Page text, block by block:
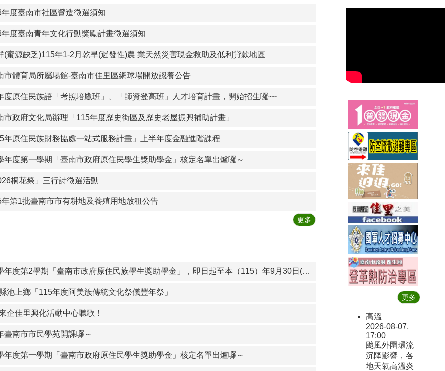
及人文課- 明新科技大學115學年度第五屆企業管理系管理碩士原住民在職專班招生囉
及人文課：本市「佳里區第5公墓(土地地號：佳里段390地號)」用地範圍內有(無)主墳墓遷葬事宜
度臺南市社區營造徵選須知
度臺南青年文化行動獎勵計畫徵選須知
(蜜源缺乏)115年1-2月乾旱(遲發性)農 業天然災害現金救助及低利貸款地區
市體育局所屬場館-臺南市佳里區網球場開放認養公告
度原住民族語「考照培鷹班」、「師資登高班」人才培育計畫，開始招生囉~~
市政府文化局辦理「115年度歷史街區及歷史老屋振興補助計畫」
年原住民族財務協處一站式服務計畫」上半年度金融進階課程
年度第一學期「臺南市政府原住民學生獎助學金」核定名單出爐囉～
桐花祭」三行詩徵選活動
第1批臺南市市有耕地及養殖用地放租公告
更多
民政及人文課-114學年度第2學期「臺南市政府原住民族學生獎助學金」，即日起至本（115）年9月30日(星期三)受理申請中～
池上鄉「115年度阿美族傳統文化祭儀豐年祭」
企佳里興化活動中心聽歌！
臺南市市民學苑開課囉～
年度第一學期「臺南市政府原住民學生獎助學金」核定名單出爐囉～
更多
高溫
2026-08-07,
17:00
颱風外圍環流
沉降影響，各
地天氣高溫炎